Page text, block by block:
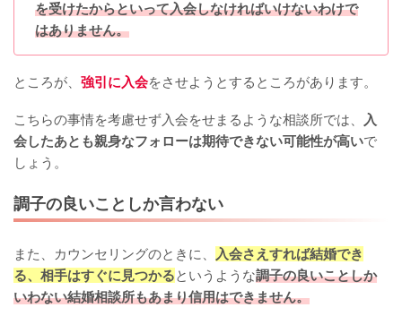
を受けたからといって入会しなければいけないわけで
はありません。
ところが、 強引に入会をさせようとするところがあります。
こちらの事情を考慮せず入会をせまるような相談所では、
入
会したあとも親身なフォローは期待できない可能性が高いで
しょう。
調子の良いことしか言わない
また、カウンセリングのときに、
入会さえすれば結婚でき
る、相手はすぐに見つかるというような調子の良いことしか
いわない結婚相談所もあまり信用はできません。